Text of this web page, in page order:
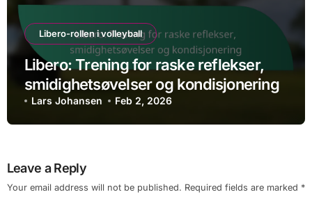
Libero-rollen i volleyball
Libero: Trening for raske reflekser,
smidighetsøvelser og kondisjonering
Lars Johansen Feb 2, 2026
Leave a Reply
Your email address will not be published. Required fields are marked *